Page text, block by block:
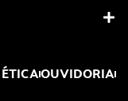
OUVIDORIA